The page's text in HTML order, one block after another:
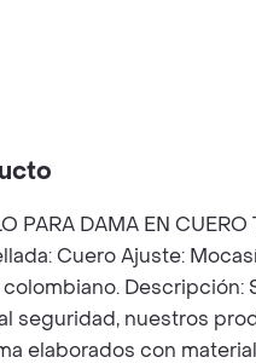
PARA DAMA EN
Cuero Ajuste:
seguridad, nuestros
elaborados con